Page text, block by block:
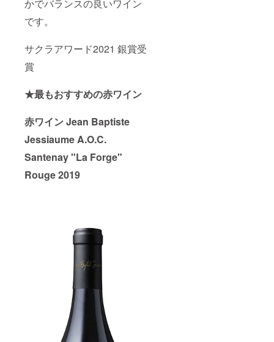
かでバランスの良いワイン
です。
サクラアワード2021 銀賞受
賞
★最もおすすめの赤ワイン
赤ワイン Jean Baptiste
Jessiaume A.O.C.
Santenay "La Forge"
Rouge 2019